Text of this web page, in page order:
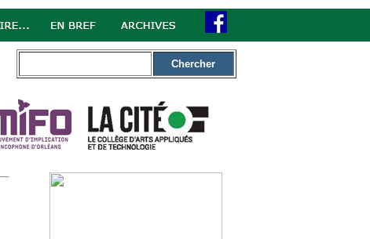
Chercher